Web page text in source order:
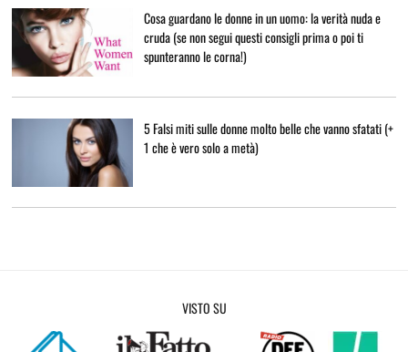
Cosa guardano le donne in un uomo: la verità nuda e
cruda (se non segui questi consigli prima o poi ti
spunteranno le corna!)
5 Falsi miti sulle donne molto belle che vanno sfatati (+
1 che è vero solo a metà)
VISTO SU